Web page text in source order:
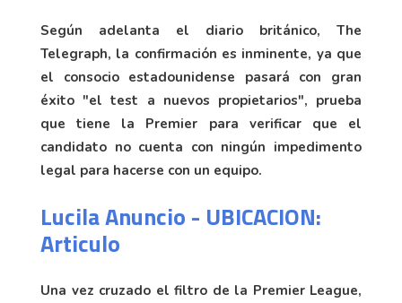
Según adelanta el diario británico, The
Telegraph, la confirmación es inminente, ya que
el consocio estadounidense pasará con gran
éxito "el test a nuevos propietarios", prueba
que tiene la Premier para verificar que el
candidato no cuenta con ningún impedimento
legal para hacerse con un equipo.
Lucila Anuncio - UBICACION:
Articulo
Una vez cruzado el filtro de la Premier League,